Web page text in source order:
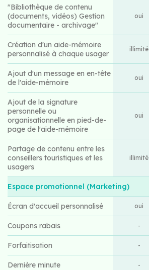
"Bibliothèque de contenu
(documents, vidéos) Gestion
documentaire - archivage"
oui
Création d'un aide-mémoire
personnalisé à chaque usager
illimité
Ajout d'un message en en-tête
de l'aide-mémoire
oui
Ajout de la signature
personnelle ou
organisationnelle en pied-de-
page de l'aide-mémoire
oui
Partage de contenu entre les
conseillers touristiques et les
usagers
illimité
Espace promotionnel (Marketing)
Écran d'accueil personnalisé oui
Coupons rabais -
Forfaitisation -
Dernière minute -